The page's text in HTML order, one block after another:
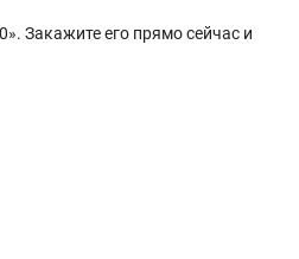
Закажите его прямо сейчас и